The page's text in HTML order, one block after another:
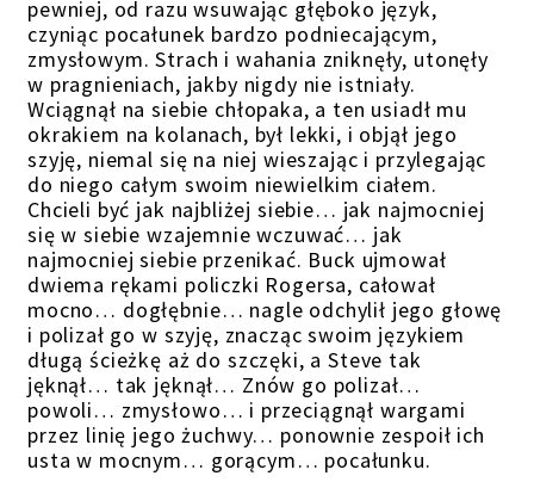
pewniej, od razu wsuwając głęboko język,
czyniąc pocałunek bardzo podniecającym,
zmysłowym. Strach i wahania zniknęły, utonęły
w pragnieniach, jakby nigdy nie istniały.
Wciągnął na siebie chłopaka, a ten usiadł mu
okrakiem na kolanach, był lekki, i objął jego
szyję, niemal się na niej wieszając i przylegając
do niego całym swoim niewielkim ciałem.
Chcieli być jak najbliżej siebie… jak najmocniej
się w siebie wzajemnie wczuwać… jak
najmocniej siebie przenikać. Buck ujmował
dwiema rękami policzki Rogersa, całował
mocno… dogłębnie… nagle odchylił jego głowę
i polizał go w szyję, znacząc swoim językiem
długą ścieżkę aż do szczęki, a Steve tak
jęknął… tak jęknął… Znów go polizał…
powoli… zmysłowo… i przeciągnął wargami
przez linię jego żuchwy… ponownie zespoił ich
usta w mocnym… gorącym… pocałunku.